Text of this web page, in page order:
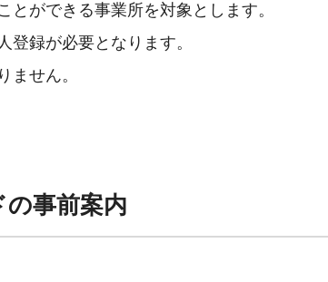
ができる事業所を対象とします。
録が必要となります。
ません。
の事前案内